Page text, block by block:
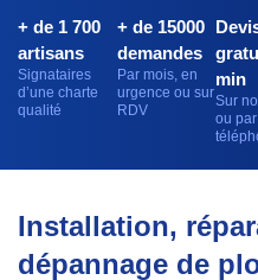
+ de 1 700
artisans
Signataires
d’une charte
qualité
+ de 15000
demandes
Par mois, en
urgence ou sur
RDV
min
Sur
ou par
Installation,
dépannage de